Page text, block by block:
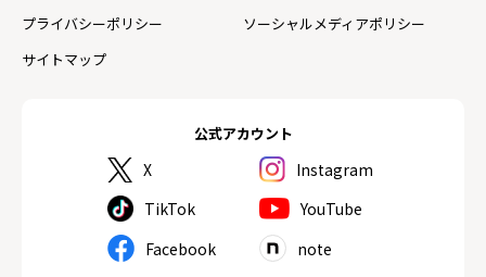
公式アカウント
X
Instagram
TikTok
YouTube
Facebook
note
プライバシーポリシー
ソーシャルメディアポリシー
サイトマップ